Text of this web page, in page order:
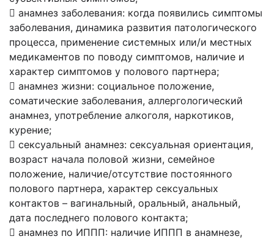
 анамнез заболевания: когда появились симптомы
заболевания, динамика развития патологического
процесса, применение системных или/и местных
медикаментов по поводу симптомов, наличие и
характер симптомов у полового партнера;
 анамнез жизни: социальное положение,
соматические заболевания, аллергологический
анамнез, употребление алкоголя, наркотиков,
курение;
 сексуальный анамнез: сексуальная ориентация,
возраст начала половой жизни, семейное
положение, наличие/отсутствие постоянного
полового партнера, характер сексуальных
контактов – вагинальный, оральный, анальный,
дата последнего полового контакта;
 анамнез по ИППП: наличие ИППП в анамнезе,